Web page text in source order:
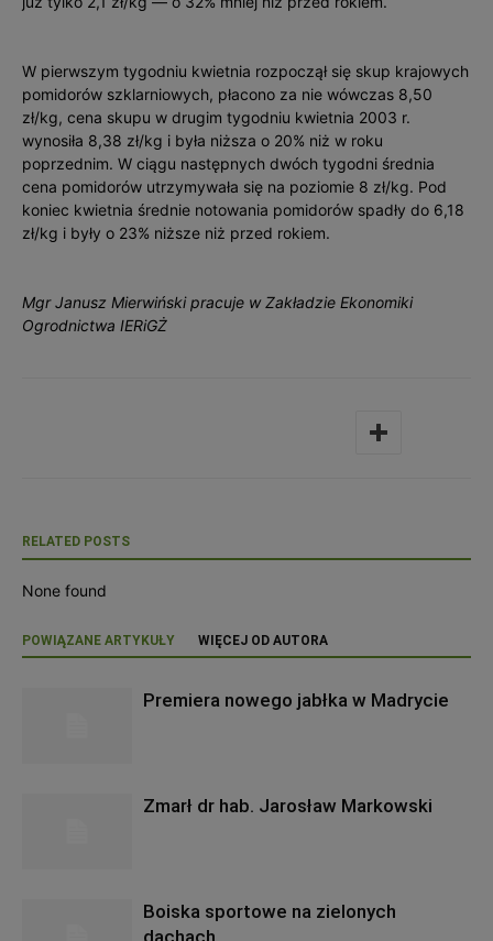
W pierwszym tygodniu kwietnia rozpoczął się skup krajowych
pomidorów szklarniowych, płacono za nie wówczas 8,50
zł/kg, cena skupu w drugim tygodniu kwietnia 2003 r.
wynosiła 8,38 zł/kg i była niższa o 20% niż w roku
poprzednim. W ciągu następnych dwóch tygodni średnia
cena pomidorów utrzymywała się na poziomie 8 zł/kg. Pod
koniec kwietnia średnie notowania pomidorów spadły do 6,18
zł/kg i były o 23% niższe niż przed rokiem.
Mgr Janusz Mierwiński pracuje w Zakładzie Ekonomiki
Ogrodnictwa IERiGŻ
RELATED POSTS
None found
POWIĄZANE ARTYKUŁY WIĘCEJ OD AUTORA
Premiera nowego jabłka w Madrycie
Zmarł dr hab. Jarosław Markowski
Boiska sportowe na zielonych
dachach